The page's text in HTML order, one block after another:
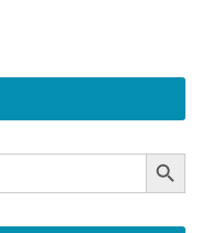
Search Button